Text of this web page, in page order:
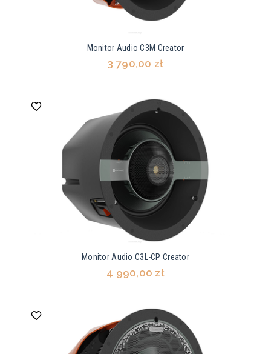
Monitor Audio C3M Creator
3 790,00 zł
Monitor Audio C3L-CP Creator
4 990,00 zł